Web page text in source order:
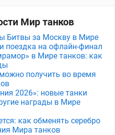
Мир танков
Битвы за Москву в Мире
поездка на офлайн-финал
в Мире танков: как
получить во время
2026»: новые танки
награды в Мире
как обменять серебро
Мира танков